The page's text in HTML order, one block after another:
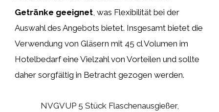
Getränke geeignet, was Flexibilität bei der
Auswahl des Angebots bietet. Insgesamt bietet die
Verwendung von Gläsern mit 45 cl Volumen im
Hotelbedarf eine Vielzahl von Vorteilen und sollte
daher sorgfältig in Betracht gezogen werden.
NVGVUP 5 Stück Flaschenausgießer,